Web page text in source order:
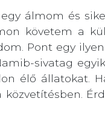
álmom és
követem a
Pont egy
sivatag
élő állatokat.